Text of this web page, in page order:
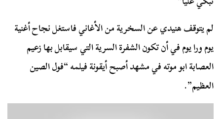
لم يتوقف هنيدي عن السخرية من الأغاني فاستغل نجاح أغنية
يوم ورا يوم في أن تكون الشفرة السرية التي سيقابل بها زعيم
العصابة ابو موته في مشهد أصبح أيقونة فيلمه “فول الصين
العظيم”.